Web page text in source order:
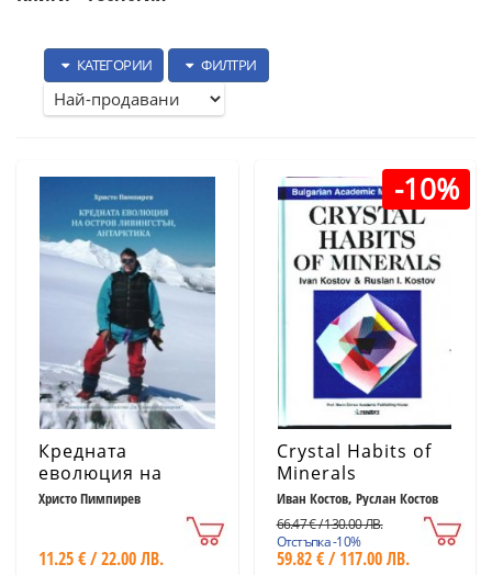
КАТЕГОРИИ ФИЛТРИ
Кредната
еволюция на
остров
Христо Пимпирев
11.25 € / 22.00 ЛВ.
-10%
Crystal Habits of
Minerals
Иван Костов, Руслан Костов
66.47 € / 130.00 ЛВ.
Отстъпка -10%
59.82 € / 117.00 ЛВ.